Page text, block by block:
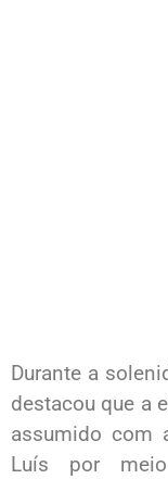
Durante a
destacou que a
assumido com
Luís por